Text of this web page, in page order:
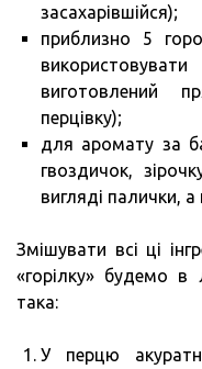
засахарівшійся);
приблизно 5
виготовлений
перцівку);
для аромату за
гвоздичок,
вигляді палички, а
Змішувати всі ці
«горілку» будемо в
така:
У перцю